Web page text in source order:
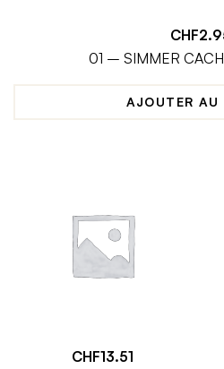
CHF
01 – SIMMER
AJOUTER AU
CHF13.51